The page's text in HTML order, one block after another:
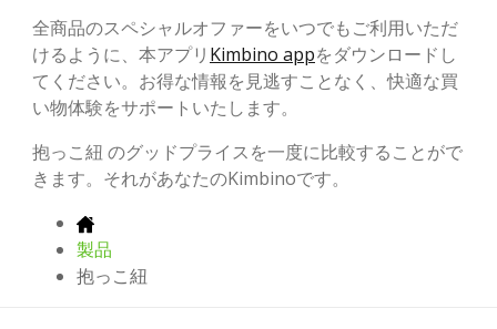
全商品のスペシャルオファーをいつでもご利用いただ
けるように、本アプリ Kimbino appをダウンロードし
てください。お得な情報を見逃すことなく、快適な買
い物体験をサポートいたします。
抱っこ紐 のグッドプライスを一度に比較することがで
きます。それがあなたのKimbinoです。
製品
抱っこ紐